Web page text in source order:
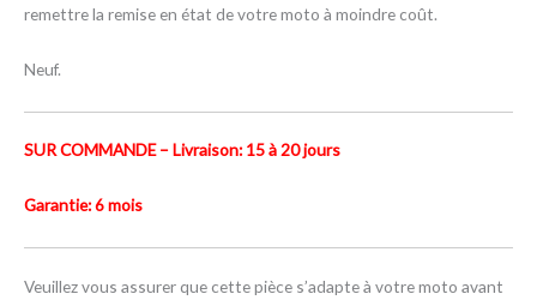
remettre la remise en état de votre moto à moindre coût.
Neuf.
SUR COMMANDE – Livraison: 15 à 20 jours
Garantie: 6 mois
Veuillez vous assurer que cette pièce s’adapte à votre moto avant